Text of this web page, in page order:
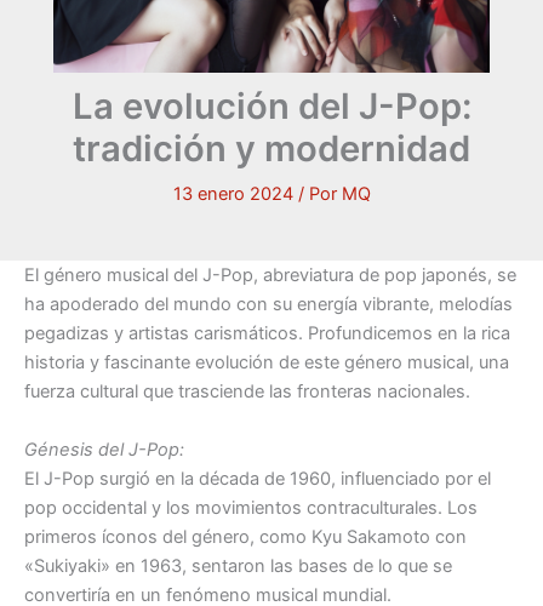
La evolución del J-Pop:
tradición y modernidad
13 enero 2024 / Por MQ
El género musical del J-Pop, abreviatura de pop japonés, se
ha apoderado del mundo con su energía vibrante, melodías
pegadizas y artistas carismáticos. Profundicemos en la rica
historia y fascinante evolución de este género musical, una
fuerza cultural que trasciende las fronteras nacionales.
Génesis del J-Pop:
El J-Pop surgió en la década de 1960, influenciado por el
pop occidental y los movimientos contraculturales. Los
primeros íconos del género, como Kyu Sakamoto con
«Sukiyaki» en 1963, sentaron las bases de lo que se
convertiría en un fenómeno musical mundial.